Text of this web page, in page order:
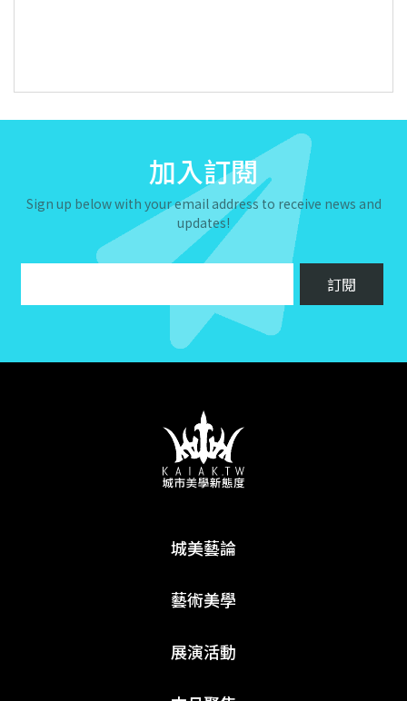
加入訂閱
Sign up below with your email address to receive news and
updates!
城美藝論
藝術美學
展演活動